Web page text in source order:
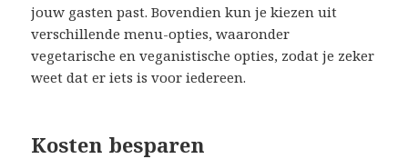
jouw gasten past. Bovendien kun je kiezen uit
verschillende menu-opties, waaronder
vegetarische en veganistische opties, zodat je zeker
weet dat er iets is voor iedereen.
Kosten besparen